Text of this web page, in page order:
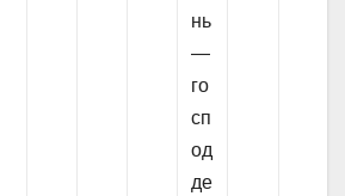
нь
—
го
сп
од
де